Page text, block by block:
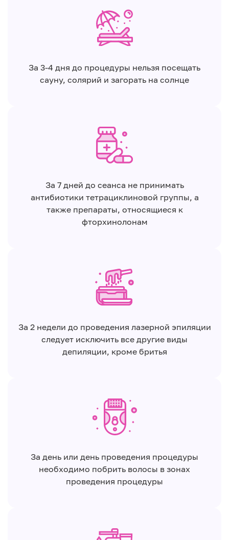
За 3-4 дня до процедуры нельзя посещать
сауну, солярий и загорать на солнце
За 7 дней до сеанса не принимать
антибиотики тетрациклиновой группы, а
также препараты, относящиеся к
фторхинолонам
За 2 недели до проведения лазерной эпиляции
следует исключить все другие виды
депиляции, кроме бритья
За день или день проведения процедуры
необходимо побрить волосы в зонах
проведения процедуры